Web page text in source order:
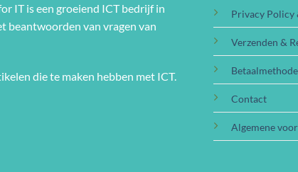
IT is een groeiend ICT bedrijf in
beantwoorden van vragen van
die te maken hebben met ICT.
Privacy Policy
Verzenden &
Contact
Algemene